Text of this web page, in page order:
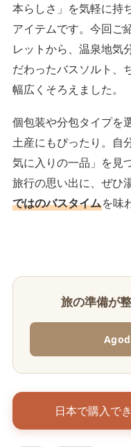
本らしさ」を気軽に持
アイテムです。今回ご
レットから、温泉地気
だわったバスソルト、
幅広くそろえました。
個包装や分包タイプを
土産にもぴったり。自
気に入りの一品」を見
旅行の思い出に、ぜひ
ではのバスタイムを味
旅の準備が
日本で購入で